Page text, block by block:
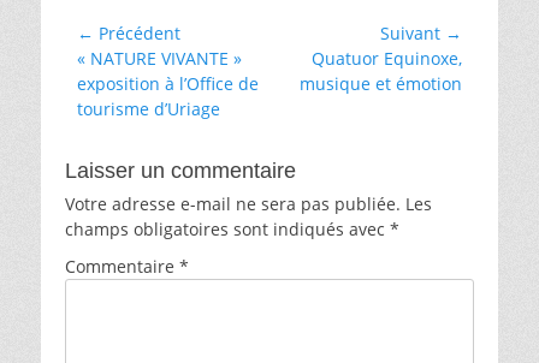
Navigation
de
l’article
← Précédent
Article
précédent :
« NATURE VIVANTE »
exposition à l’Office de
tourisme d’Uriage
Suivant →
Article
suivant :
Quatuor Equinoxe,
musique et émotion
Laisser un commentaire
Votre adresse e-mail ne sera pas publiée. Les
champs obligatoires sont indiqués avec *
Commentaire *